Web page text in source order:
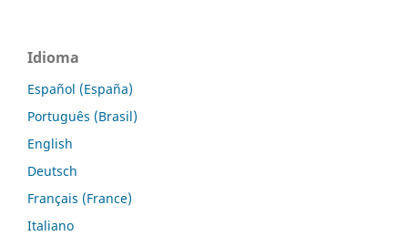
Idioma
Español (España)
Português (Brasil)
English
Deutsch
Français (France)
Italiano